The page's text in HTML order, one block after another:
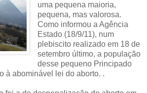
uma pequena maioria,
pequena, mas valorosa.
Como informou a Agência
Estado (18/9/11), num
plebiscito realizado em 18 de
setembro último, a população
desse pequeno Principado
à abominável lei do aborto. .